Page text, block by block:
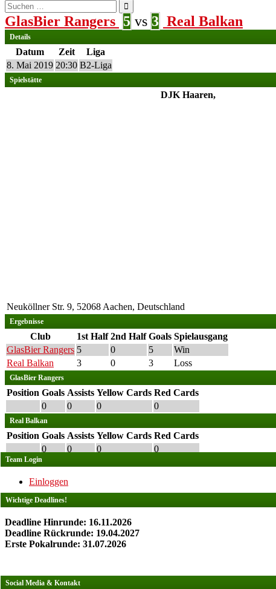
Suchen
nach:
GlasBier Rangers 5 vs 3 Real Balkan
Details
Datum Zeit
Liga
8. Mai 2019 20:30 B2-Liga
Spielstätte
DJK Haaren,
Neuköllner Str. 9, 52068 Aachen, Deutschland
Ergebnisse
Club 1st Half 2nd Half Goals Spielausgang
GlasBier Rangers 5 0 5
Win
Real Balkan
3 0 3 Loss
GlasBier Rangers
Position Goals Assists Yellow Cards Red Cards
0
0 0 0
Real Balkan
Position Goals Assists Yellow Cards Red Cards
0
0 0 0
Team Login
Einloggen
Wichtige Deadlines!
Deadline Hinrunde: 16.11.2026
Deadline Rückrunde: 19.04.2027
Erste Pokalrunde: 31.07.2026
Social Media & Kontakt